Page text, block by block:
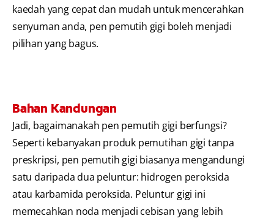
kaedah yang cepat dan mudah untuk mencerahkan
senyuman anda, pen pemutih gigi boleh menjadi
pilihan yang bagus.
Bahan Kandungan
Jadi, bagaimanakah pen pemutih gigi berfungsi?
Seperti kebanyakan produk pemutihan gigi tanpa
preskripsi, pen pemutih gigi biasanya mengandungi
satu daripada dua peluntur: hidrogen peroksida
atau karbamida peroksida. Peluntur gigi ini
memecahkan noda menjadi cebisan yang lebih